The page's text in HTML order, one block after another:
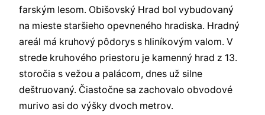
farským lesom. Obišovský Hrad bol vybudovaný
na mieste staršieho opevneného hradiska. Hradný
areál má kruhový pôdorys s hliníkovým valom. V
strede kruhového priestoru je kamenný hrad z 13.
storočia s vežou a palácom, dnes už silne
deštruovaný. Čiastočne sa zachovalo obvodové
murivo asi do výšky dvoch metrov.